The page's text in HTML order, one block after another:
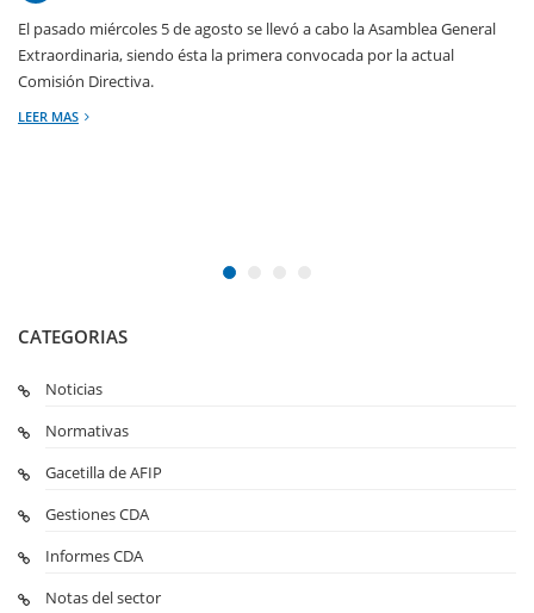
El pasado miércoles 5 de agosto se llevó a cabo la Asamblea General
Extraordinaria, siendo ésta la primera convocada por la actual
Comisión Directiva.
LEER MAS
CATEGORIAS
Noticias
Normativas
Gacetilla de AFIP
Gestiones CDA
Informes CDA
Notas del sector